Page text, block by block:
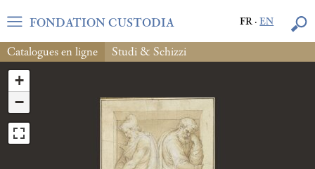
FR·EN
FONDATION CUSTODIA
Catalogues en ligne Studi & Schizzi
+
−